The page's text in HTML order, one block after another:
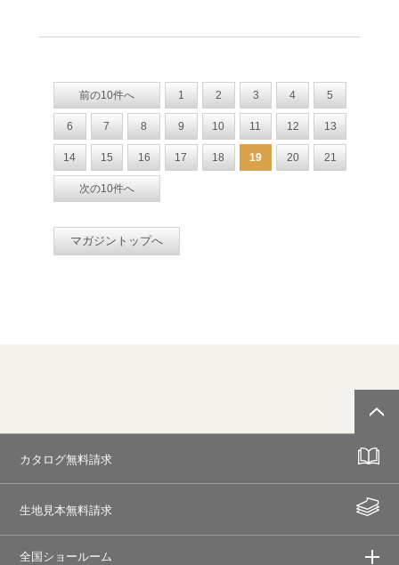
前の10件へ 1 2 3 4 5
6 7 8 9 10 11 12 13
14 15 16 17 18 19 20 21
次の10件へ
マガジントップへ
カタログ無料請求
生地見本無料請求
全国ショールーム